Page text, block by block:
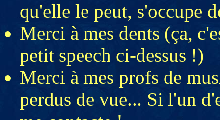
qu'elle le peut, s'occupe
Merci à mes dents (ça,
petit speech ci-dessus !)
Merci à mes profs de
perdus de vue... Si l'un